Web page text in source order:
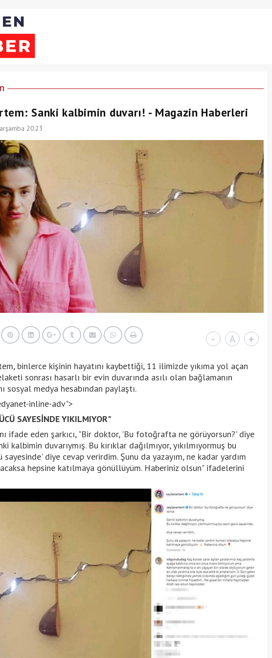
Sanki kalbimin duvarı! - Magazin Haberleri
20:23
- A +
binlerce kişinin hayatını kaybettiği, 11 ilimizde yıkıma yol açan
sonrası hasarlı bir evin duvarında asılı olan bağlamanın
sosyal medya hesabından paylaştı.
inline-adv">
SAYESİNDE YIKILMIYOR"
ifade eden şarkıcı, "Bir doktor, 'Bu fotoğrafta ne görüyorsun?' diye
kalbimin duvarıymış. Bu kırıklar dağılmıyor, yıkılmıyormuş bu
sayesinde' diye cevap verirdim. Şunu da yazayım, ne kadar yardım
hepsine katılmaya gönüllüyüm. Haberiniz olsun" ifadelerini